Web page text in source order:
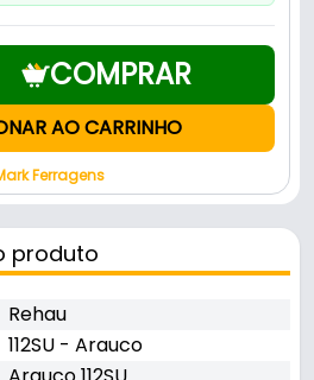
COMPRAR
AO CARRINHO
Ferragens
produto
Rehau
112SU - Arauco